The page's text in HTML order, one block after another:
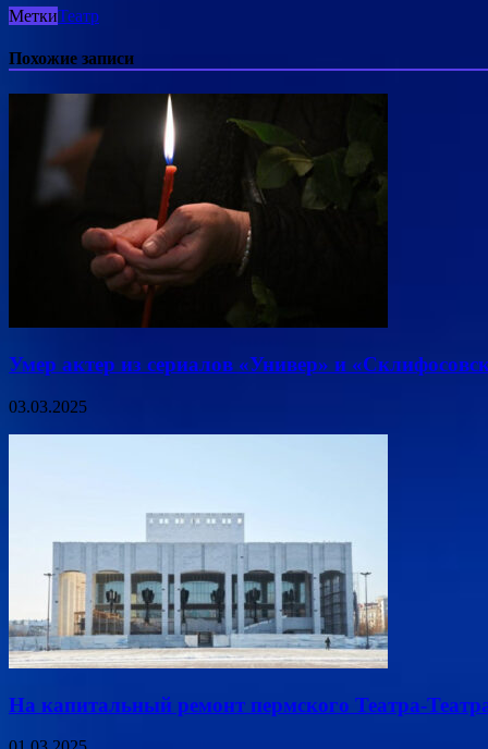
МеткиТеатр
Похожие записи
Умер актер из сериалов «Универ» и
03.03.2025
На капитальный ремонт пермского Театра-